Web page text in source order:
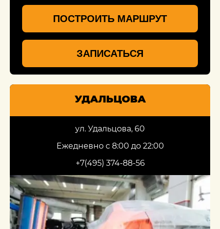
ПОСТРОИТЬ МАРШРУТ
ЗАПИСАТЬСЯ
УДАЛЬЦОВА
ул. Удальцова, 60
Ежедневно с 8:00 до 22:00
+7(495) 374-88-56